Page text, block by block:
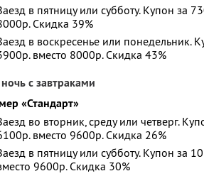
в пятницу или субботу. Купон за
Скидка 39%
в воскресенье или понедельник.
вместо 8000р. Скидка 43%
с завтраками
«Стандарт»
во вторник, среду или четверг.
вместо 9600р. Скидка 26%
в пятницу или субботу. Купон за
9600р. Скидка 30%